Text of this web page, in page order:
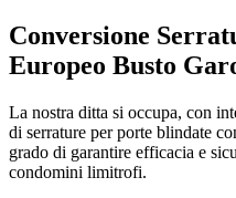
Conversione
Europeo Busto
La nostra ditta si occupa, con
di serrature per porte blindate
grado di garantire efficacia e
condomini limitrofi.